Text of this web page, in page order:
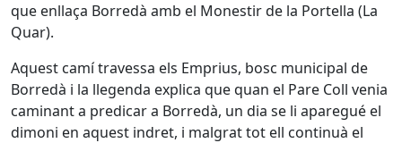
que enllaça Borredà amb el Monestir de la Portella (La
Quar).
Aquest camí travessa els Emprius, bosc municipal de
Borredà i la llegenda explica que quan el Pare Coll venia
caminant a predicar a Borredà, un dia se li aparegué el
dimoni en aquest indret, i malgrat tot ell continuà el